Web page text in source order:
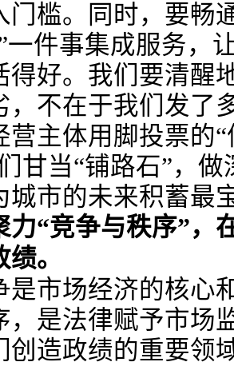
门槛。同时，要畅
一件事集成服务，
得好。我们要清醒
，不在于我们发了
营主体用脚投票的
甘当“铺路石”，
城市的未来积蓄最
力“竞争与秩序”
。
是市场经济的核心
，是法律赋予市场
创造政绩的重要领